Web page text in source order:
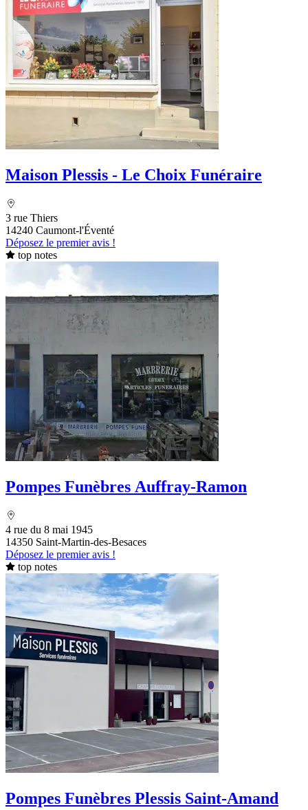
Maison Plessis - Le Choix Funéraire
3 rue Thiers
14240 Caumont-l'Éventé
Déposez le premier avis !
top notes
Pompes Funèbres Auffray-Ramon
4 rue du 8 mai 1945
14350 Saint-Martin-des-Besaces
Déposez le premier avis !
top notes
Pompes Funèbres Plessis Saint-Amand